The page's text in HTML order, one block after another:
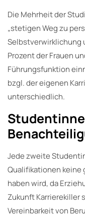
Die Mehrheit der
„stetigen Weg zu
Selbstverwirklichung
Prozent der Frauen
Führungsfunktion
bzgl. der eigenen
unterschiedlich.
Jede zweite
Qualifikationen keine
haben wird, da
Zukunft Karrierekiller
Vereinbarkeit von